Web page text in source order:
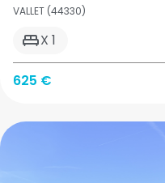
VALLET (44330)
X 1
625 €